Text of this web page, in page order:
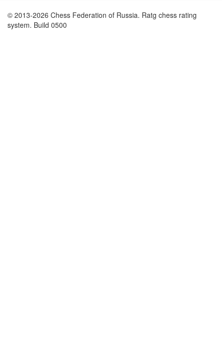
© 2013-2026 Chess Federation of Russia. Ratg chess rating
system. Build 0500